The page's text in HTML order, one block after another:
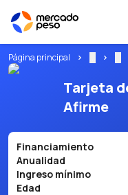
Página principal
Tarjeta
Afirme
Financiamiento
Anualidad
Ingreso mínimo
Edad